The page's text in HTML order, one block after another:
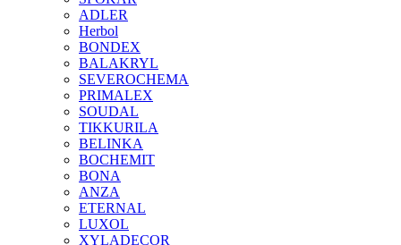
ADLER
Herbol
BONDEX
BALAKRYL
SEVEROCHEMA
PRIMALEX
SOUDAL
TIKKURILA
BELINKA
BOCHEMIT
BONA
ANZA
ETERNAL
LUXOL
XYLADECOR